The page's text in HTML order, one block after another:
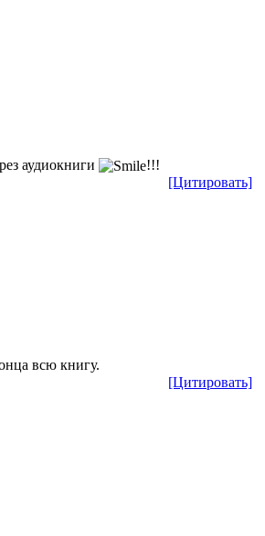
[Цитировать]
аудиокниги
!!!
[Цитировать]
всю книгу.